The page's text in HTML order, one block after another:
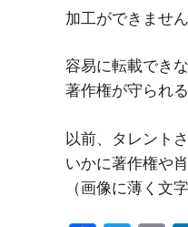
加工ができません
容易に転載でき
著作権が守られ
以前、タレント
いかに著作権や
（画像に薄く文